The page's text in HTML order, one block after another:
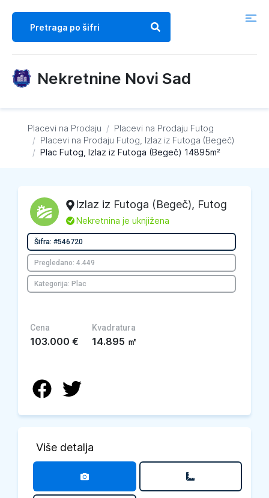
Nekretnine Novi Sad
Placevi na Prodaju / Placevi na Prodaju Futog
/ Placevi na Prodaju Futog, Izlaz iz Futoga (Begeč)
/ Plac Futog, Izlaz iz Futoga (Begeč) 14895m²
Izlaz iz Futoga (Begeč), Futog
L Nekretnina je uknjižena
Šifra: #546720
Pregledano: 4.449
Kategorija: Plac
Cena
103.000 €
Kvadratura
14.895 ㎡
Više detalja